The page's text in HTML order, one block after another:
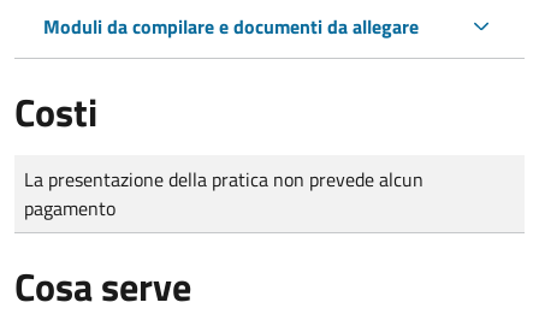
Moduli da compilare e documenti da allegare
Costi
Tipo di pagamento
Importo
La presentazione della pratica non prevede alcun
pagamento
Cosa serve